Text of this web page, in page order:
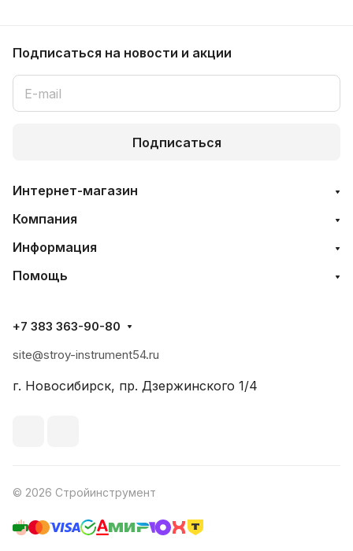
Подписаться на новости и акции
Подписаться
Интернет-магазин
Компания
Информация
Помощь
+7 383 363-90-80
site@stroy-instrument54.ru
г. Новосибирск, пр. Дзержинского 1/4
© 2026 Стройинструмент